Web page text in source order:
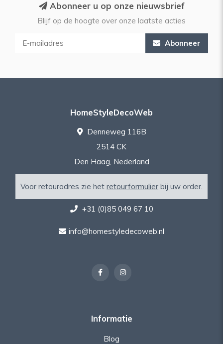
Abonneer u op onze nieuwsbrief
Blijf op de hoogte over onze laatste acties
Abonneer
HomeStyleDecoWeb
Denneweg 116B
2514 CK
Den Haag, Nederland
Voor retouradres zie het retourformulier bij uw order.
+31 (0)85 049 67 10
info@homestyledecoweb.nl
Informatie
Blog